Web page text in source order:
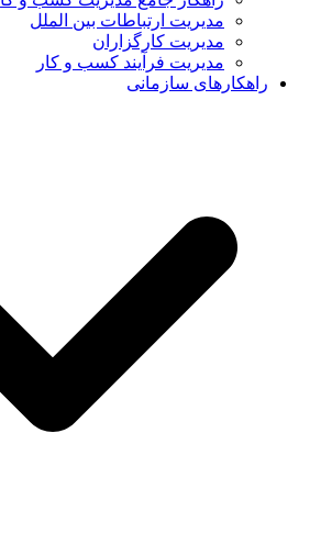
مدیریت ارتباطات بین الملل
مدیریت کارگزاران
مدیریت فرآیند کسب و کار
راهکارهای سازمانی